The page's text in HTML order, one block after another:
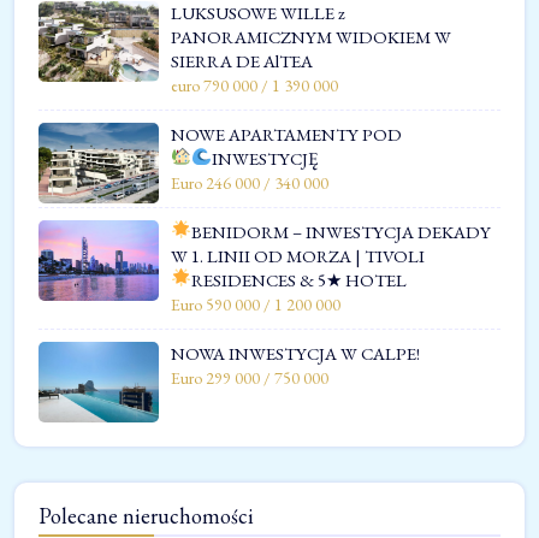
LUKSUSOWE WILLE z
PANORAMICZNYM WIDOKIEM W
SIERRA DE AlTEA
euro 790 000 / 1 390 000
NOWE APARTAMENTY POD
INWESTYCJĘ
Euro 246 000 / 340 000
BENIDORM – INWESTYCJA DEKADY
W 1. LINII OD MORZA | TIVOLI
RESIDENCES & 5★ HOTEL
Euro 590 000 / 1 200 000
NOWA INWESTYCJA W CALPE!
Euro 299 000 / 750 000
Polecane nieruchomości